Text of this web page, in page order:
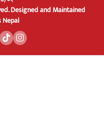
Designed and Maintained
Nepal